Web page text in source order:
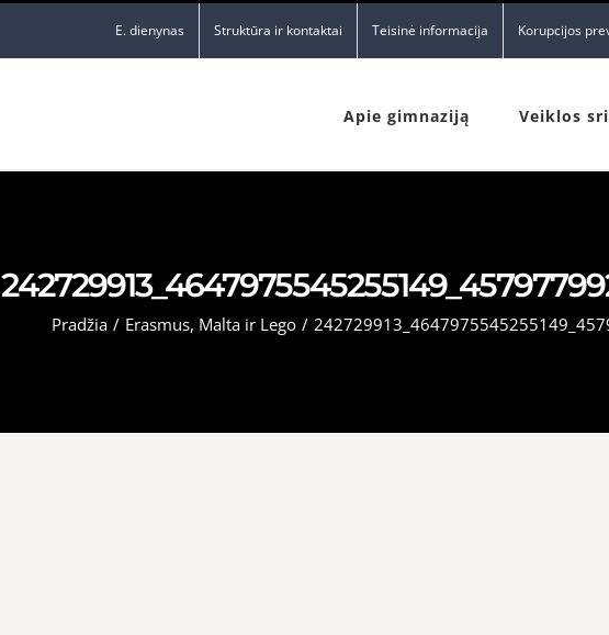
E. dienynas Struktūra ir kontaktai Teisinė informacija Korupcijos
Apie gimnaziją Veiklos
Pradžia / Erasmus, Malta ir Lego /